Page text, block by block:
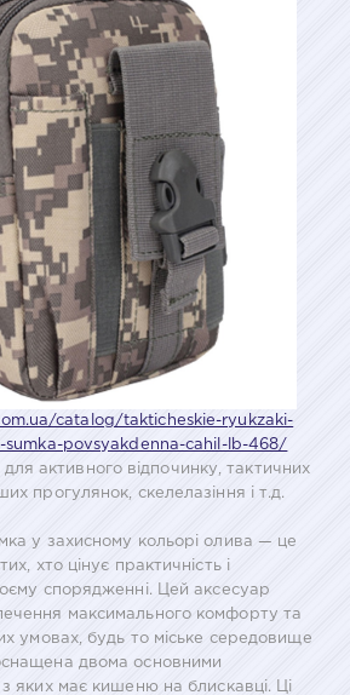
catalog/takticheskie-ryukzaki-
sumka-povsyakdenna-cahil-lb-468/
для активного відпочинку, тактичних
прогулянок, скелелазіння і т.д.
у захисному кольорі олива — це
хто цінує практичність і
спорядженні. Цей аксесуар
максимального комфорту та
умовах, будь то міське середовище
двома основними
яких має кишеню на блискавці. Ці